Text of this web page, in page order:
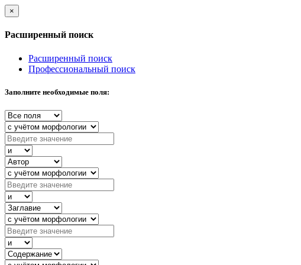
×
Расширенный поиск
Расширенный поиск
Профессиональный поиск
Заполните необходимые поля: